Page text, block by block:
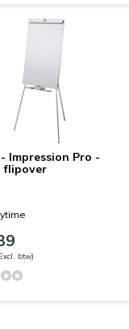
Impression Pro -
flipover
btw)